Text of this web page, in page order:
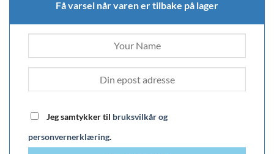
Få varsel når varen er tilbake på lager
Jeg samtykker til bruksvilkår og
personvernerklæring.